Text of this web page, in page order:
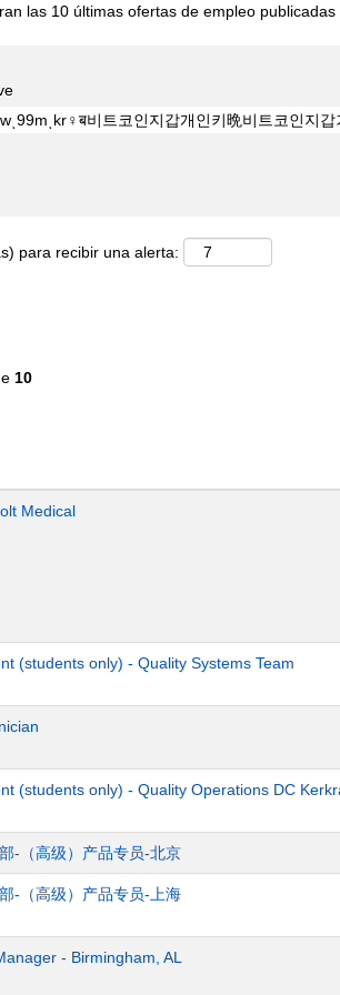
las 10 últimas ofertas de empleo
para recibir una alerta:
10
Medical
(students only) - Quality Systems Team
(students only) - Quality Operations DC
-（高级）产品专员-北京
-（高级）产品专员-上海
- Birmingham, AL